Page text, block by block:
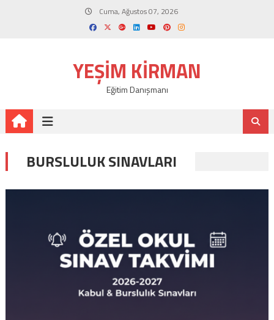
Cuma, Ağustos 07, 2026
YEŞIM KIRMAN
Eğitim Danışmanı
BURSLULUK SINAVLARI